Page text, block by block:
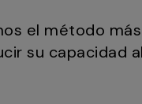
el método
su capacidad